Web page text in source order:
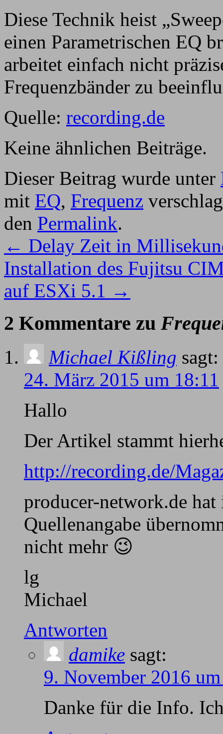
Diese Technik heist
einen Parametrischen EQ
arbeitet einfach nicht
Frequenzbänder zu
Quelle: recording.de
Keine ähnlichen Beiträge.
Dieser Beitrag wurde unter
mit EQ, Frequenz
den Permalink.
← Delay Zeit in
Installation des Fujitsu
auf ESXi 5.1 →
2 Kommentare zu
Michael Kißling sagt:
24. März 2015 um 18:11
Hallo
Der Artikel stammt
http://recording.de/
producer-network.de
Quellenangabe
nicht mehr 😉
lg
Michael
Antworten
damike sagt:
9. November 2016
Danke für die Info.